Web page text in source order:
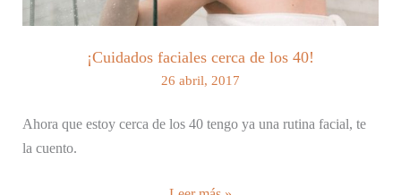
¡Cuidados faciales cerca de los 40!
26 abril, 2017
Ahora que estoy cerca de los 40 tengo ya una rutina facial, te
la cuento.